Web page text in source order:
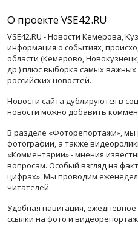
О проекте VSE42.RU
VSE42.RU - Новости Кемерова,
информация о событиях,
области (Кемерово,
др.) плюс выборка самых
российских новостей.
Новости сайта дублируются в
новости можно добавить
В разделе «Фоторепортажи»,
фотографии, а также
«Комментарии» - мнения
вопросам. Особый взгляд на
цифрах». Мы проводим
читателей.
Удобная навигация,
ссылки на фото и